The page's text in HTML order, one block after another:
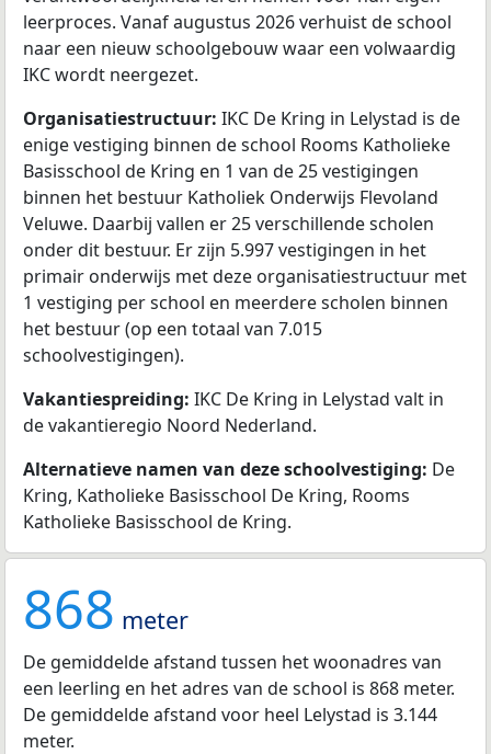
leerproces. Vanaf augustus 2026 verhuist de school
naar een nieuw schoolgebouw waar een volwaardig
IKC wordt neergezet.
Organisatiestructuur: IKC De Kring in Lelystad is de
enige vestiging binnen de school Rooms Katholieke
Basisschool de Kring en 1 van de 25 vestigingen
binnen het bestuur Katholiek Onderwijs Flevoland
Veluwe. Daarbij vallen er 25 verschillende scholen
onder dit bestuur. Er zijn 5.997 vestigingen in het
primair onderwijs met deze organisatiestructuur met
1 vestiging per school en meerdere scholen binnen
het bestuur (op een totaal van 7.015
schoolvestigingen).
Vakantiespreiding: IKC De Kring in Lelystad valt in
de vakantieregio Noord Nederland.
Alternatieve namen van deze schoolvestiging: De
Kring, Katholieke Basisschool De Kring, Rooms
Katholieke Basisschool de Kring.
868 meter
De gemiddelde afstand tussen het woonadres van
een leerling en het adres van de school is 868 meter.
De gemiddelde afstand voor heel Lelystad is 3.144
meter.